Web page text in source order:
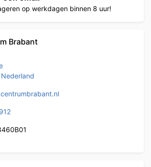
op werkdagen binnen 8 uur!
Brabant